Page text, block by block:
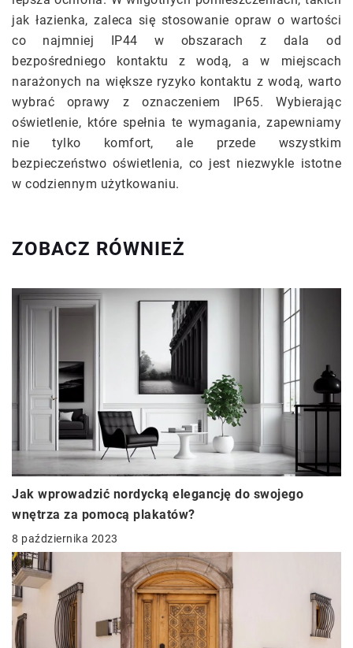
jak łazienka, zaleca się stosowanie opraw o wartości
co najmniej IP44 w obszarach z dala od
bezpośredniego kontaktu z wodą, a w miejscach
narażonych na większe ryzyko kontaktu z wodą, warto
wybrać oprawy z oznaczeniem IP65. Wybierając
oświetlenie, które spełnia te wymagania, zapewniamy
nie tylko komfort, ale przede wszystkim
bezpieczeństwo oświetlenia, co jest niezwykle istotne
w codziennym użytkowaniu.
ZOBACZ RÓWNIEŻ
Jak wprowadzić nordycką elegancję do swojego
wnętrza za pomocą plakatów?
8 października 2023